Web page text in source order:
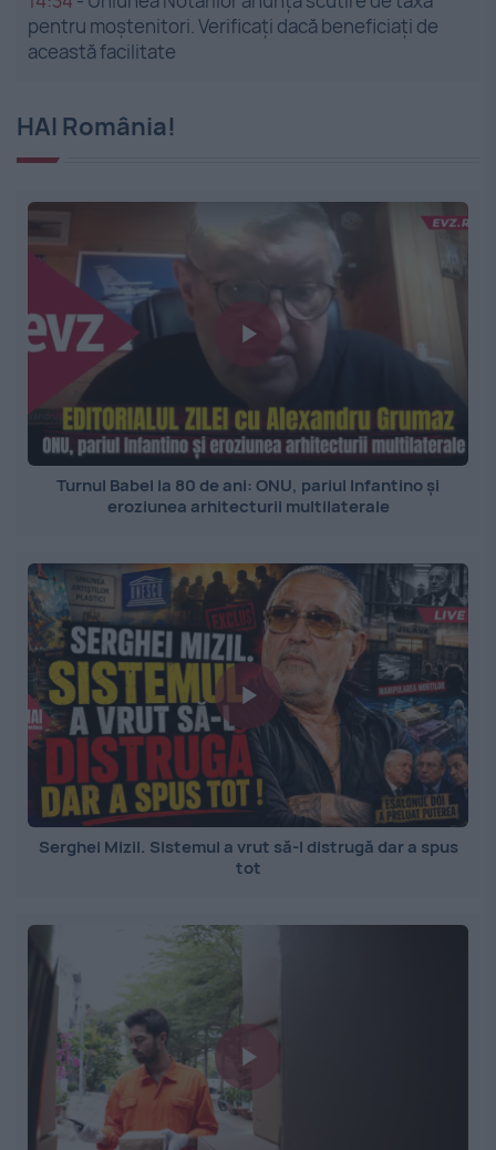
pentru moștenitori. Verificați dacă beneficiați de
această facilitate
HAI România!
Turnul Babel la 80 de ani: ONU, pariul Infantino și
eroziunea arhitecturii multilaterale
Serghei Mizil. Sistemul a vrut să-l distrugă dar a spus
tot